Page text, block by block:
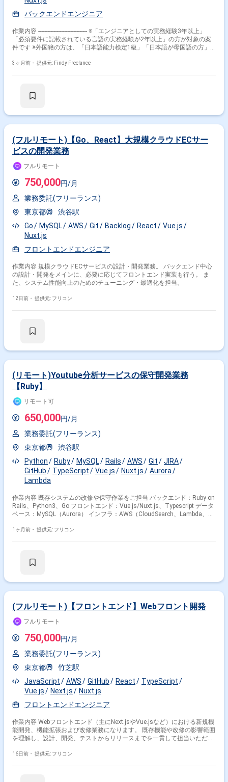
バックエンドエンジニア
作業内容 -------------------------------- ※「エンジニアとしての実務経験3年以上」
「必須要件に記載されている言語の実務経験が2年以上」の方が対象の案
件です ※外国籍の方は、「日本語能力検定1級」「日本語が母国語の方」
稼働が前提となります。 ※すでにFindy Freelanceで担当がついている方
Budgetにつながるデータモデル整備 - HR領域データの構造化、MCPサー
3ヶ月前・ 提供元: Findy Freelance
(フルリモート)【Go、React】大規模クラウドECサー
ビスの開発業務
フルリモート
750,000円/月
業務委託(フリーランス)
東京都
渋谷駅
Go
MySQL AWS Git Backlog React
Vue.js
Nuxt.js
フロントエンドエンジニア
作業内容 規模クラウドECサービスの設計・開発業務。 バックエンド中心
の設計・開発をメインに、必要に応じてフロントエンド実装も行う。 ま
た、システム性能向上のためのチューニング・最適化を担当。
12日前・ 提供元: フリコン
(リモート)Youtube分析サービスの保守開発業務
【Ruby】
リモート可
650,000円/月
業務委託(フリーランス)
東京都
渋谷駅
Python
Ruby MySQL Rails AWS Git
JIRA
GitHub
TypeScript Vue.js Nuxt.js
Aurora
Lambda
作業内容 既存システムの改修や保守作業をご担当 バックエンド：Ruby on
Rails、Python3、Go フロントエンド：Vue.js/Nuxt.js、Typescript データ
ベース：MySQL（Aurora） インフラ：AWS（CloudSearch、Lambda、
1ヶ月前・ 提供元: フリコン
(フルリモート)【フロントエンド】Webフロント開発
フルリモート
750,000円/月
業務委託(フリーランス)
東京都
竹芝駅
JavaScript
AWS GitHub React
TypeScript
Vue.js
Next.js
Nuxt.js
フロントエンドエンジニア
作業内容 Webフロントエンド（主にNext.jsやVue.jsなど）における新規機
能開発、機能拡張および改修業務になります。 既存機能や改修の影響範囲
を理解し、設計、開発、テストからリリースまでを一貫して担当いただき
・画面（Webフロントエンド）の実装 ・APIおよび外部サービスとの連携
16日前・ 提供元: フリコン
その他開発言語・スキルから探す
Vue.js TypeScript JavaScript React
AWS
PHP
Docker
フロントエンドエンジニア